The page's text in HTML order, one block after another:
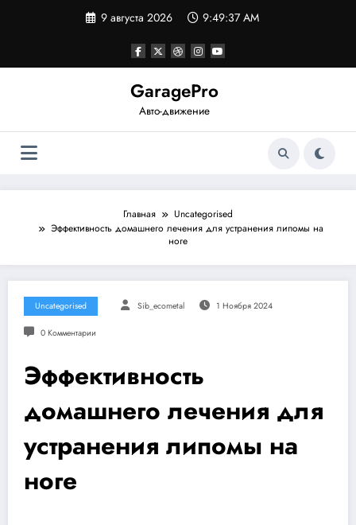
9 августа 2026 9:49:38 AM
GaragePro
Авто-движение
Главная
Uncategorised
Эффективность домашнего лечения для устранения липомы на
ноге
Uncategorised Sib_ecometal 1 Ноября 2024
0 Комментарии
Эффективность
домашнего лечения для
устранения липомы на
ноге